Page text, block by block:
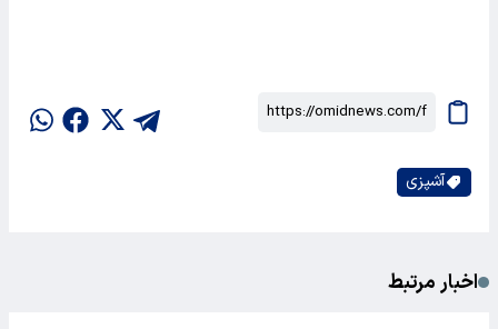
آشپزی
اخبار مرتبط